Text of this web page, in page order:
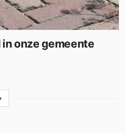
onze gemeente